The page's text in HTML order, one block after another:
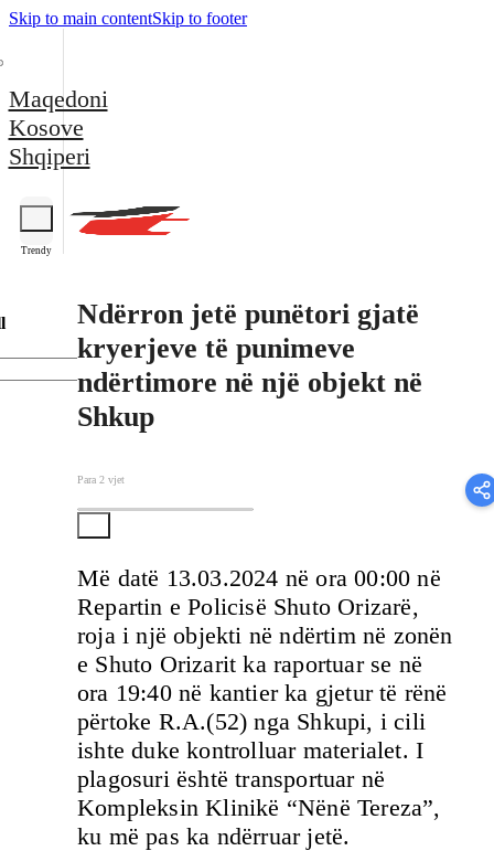
Skip to main contentSkip to footer
Maqedoni
Kosove
Shqiperi
Trendy
Ndërron jetë punëtori gjatë
kryerjeve të punimeve
ndërtimore në një objekt në
Shkup
Para 2 vjet
Më datë 13.03.2024 në ora 00:00 në
Repartin e Policisë Shuto Orizarë,
roja i një objekti në ndërtim në zonën
e Shuto Orizarit ka raportuar se në
ora 19:40 në kantier ka gjetur të rënë
përtoke R.A.(52) nga Shkupi, i cili
ishte duke kontrolluar materialet. I
plagosuri është transportuar në
Kompleksin Klinikë “Nënë Tereza”,
ku më pas ka ndërruar jetë.